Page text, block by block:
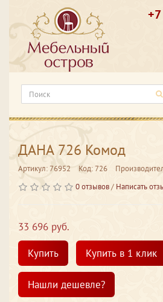
ДАНА 726 Комод
Артикул: 76952 Код: 726
0 отзывов/ Написать
33 696 руб.
Купить
Купить в 1 клик
Нашли дешевле?